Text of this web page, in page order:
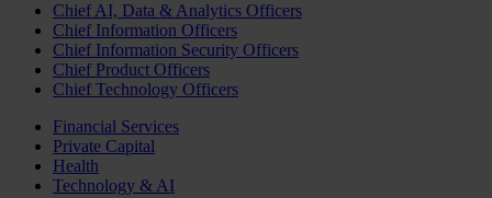
Chief AI, Data & Analytics Officers
Chief Information Officers
Chief Information Security Officers
Chief Product Officers
Chief Technology Officers
Financial Services
Private Capital
Health
Technology & AI